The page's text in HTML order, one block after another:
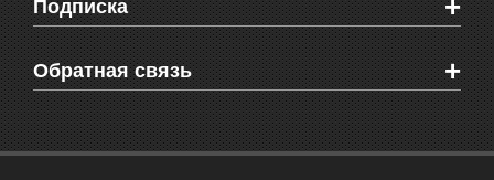
Объявления
Здоровье
СМС мнения читателей
Веб-камеры Феодосии
Блоги феодосийцев
Школы Феодосии
Подписка +
Печатная версия газеты "Кафа"
RSS
Обратная связь +
Рекламодателям
Контактная информация